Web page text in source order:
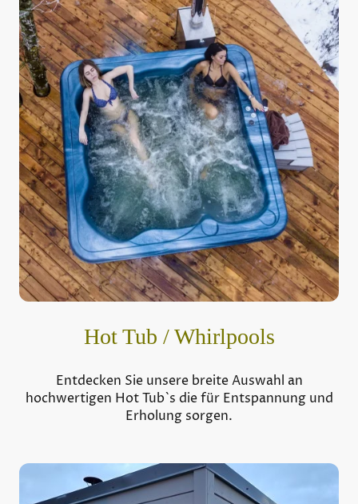
Hot Tub / Whirlpools
Entdecken Sie unsere breite Auswahl an
hochwertigen Hot Tub`s die für Entspannung und
Erholung sorgen.